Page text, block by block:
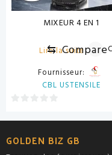
MIXEUR 4 EN 1
Lire la suite
⇆ Compare
Fournisseur:
CBL USTENSILE
sur
GOLDEN BIZ GB